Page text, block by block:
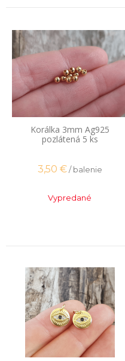
Korálka 3mm Ag925
pozlátená 5 ks
3,50 € / balenie
Vypredané